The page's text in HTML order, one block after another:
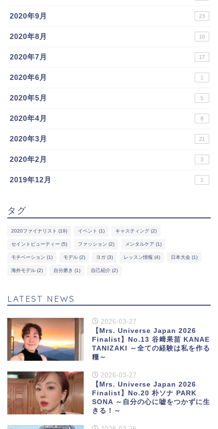
2020年9月 23
2020年8月 10
2020年7月 17
2020年6月 1
2020年5月 5
2020年4月 8
2020年3月 21
2020年2月 3
2019年12月 1
タグ
2020ファイナリスト (19) イベント (1) キャスティング (2)
セイントビューティー (5) ファッション (2) メンタルケア (1)
モチベーション (1) モデル (2) ヨガ (3) レッスン情報 (4) 日本大会 (1)
海外モデル (2) 自分磨き (1) 自己紹介 (2)
LATEST NEWS
2026-03-27
【Mrs. Universe Japan 2026
Finalist】No.13 谷﨑果苗 KANAE
TANIZAKI ～全ての経験は私を作る
糧～
2026-03-27
【Mrs. Universe Japan 2026
Finalist】No.20 朴ソナ PARK
SONA ～自分の心に嘘をつかずに生
きる！～